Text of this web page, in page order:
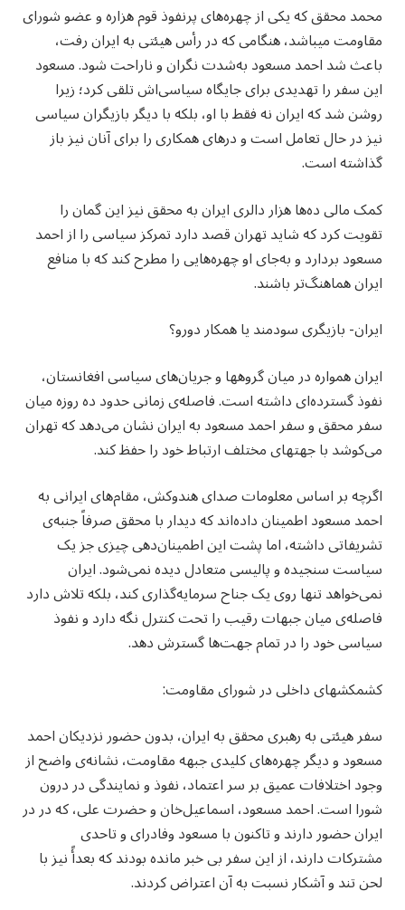
محمد محقق که یکی از چهره‌های پرنفوذ قوم هزاره و عضو شورای
مقاومت می‮باشد، هنگامی که در رأس هیئتی به ایران رفت،
باعث شد احمد مسعود به‌شدت نگران و ناراحت شود. مسعود
این سفر را تهدیدی برای جایگاه سیاسی‌اش تلقی کرد؛ زیرا
روشن شد که ایران نه‌ فقط با او، بلکه با دیگر بازیگران سیاسی
نیز در حال تعامل است و درهای همکاری را برای آنان نیز باز
گذاشته است.
کمک مالی ده‌ها هزار دالری ایران به محقق نیز این گمان را
تقویت کرد که شاید تهران قصد دارد تمرکز سیاسی را از احمد
مسعود بردارد و به‌جای او چهره‌هایی را مطرح کند که با منافع
ایران هماهنگ‌تر باشند.
ایران- بازیگری سودمند یا همکار دو‌رو؟
ایران همواره در میان گروه‮ها و جریان‌های سیاسی افغانستان،
نفوذ گسترده‌ای داشته است. فاصله‌ی زمانی حدود ده‌ روزه میان
سفر محقق و سفر احمد مسعود به ایران نشان می‌دهد که تهران
می‌کوشد با جهت‮های مختلف ارتباط خود را حفظ کند.
اگرچه بر اساس معلومات صدای هندوکش، مقام‌های ایرانی به
احمد مسعود اطمینان داده‌اند که دیدار با محقق صرفاً جنبه‌ی
تشریفاتی داشته، اما پشت این اطمینان‌دهی چیزی جز یک
سیاست سنجیده و پالیسی متعادل‌ دیده نمی‌شود. ایران
نمی‌خواهد تنها روی یک جناح سرمایه‌گذاری کند، بلکه تلاش دارد
فاصله‌ی میان جبهات رقیب را تحت کنترل نگه دارد و نفوذ
سیاسی خود را در تمام جهت‌ها گسترش دهد.
کشمکش‮های داخلی در شورای مقاومت:
سفر هیئتی به رهبری محقق به ایران، بدون حضور نزدیکان احمد
مسعود و دیگر چهره‌های کلیدی جبهه مقاومت، نشانه‌‮ی واضح از
وجود اختلافات عمیق بر سر اعتماد، نفوذ و نمایندگی در درون
شورا است. احمد مسعود، اسماعیل‌خان و حضرت علی، که در در
ایران حضور دارند و تاکنون با مسعود وفادرای و تاحدی
مشترکات دارند، از این سفر بی‌ خبر مانده بودند که بعدأً نیز با
لحن تند و آشکار نسبت به آن اعتراض کردند.